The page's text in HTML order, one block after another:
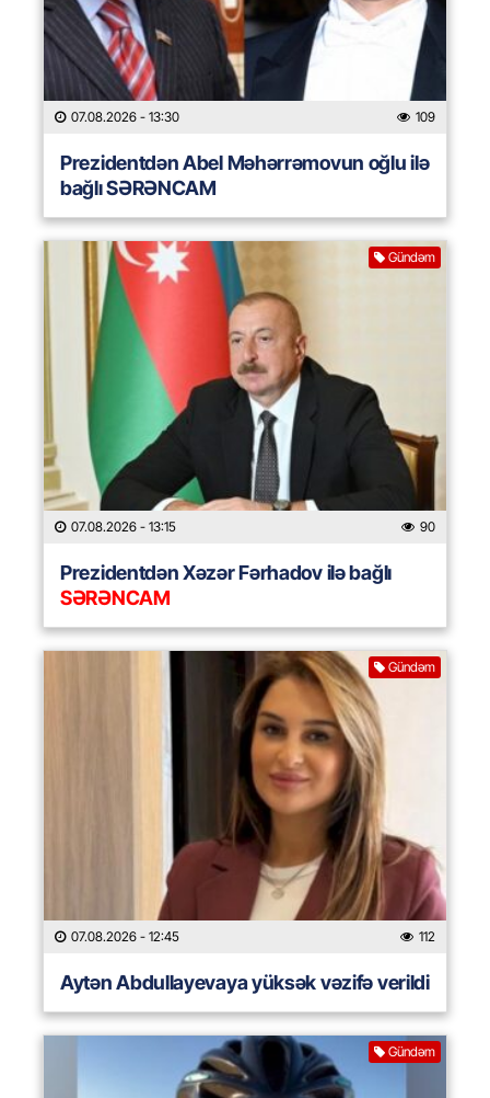
07.08.2026 - 13:30 109
Prezidentdən Abel Məhərrəmovun oğlu ilə
bağlı SƏRƏNCAM
Gündəm
07.08.2026 - 13:15 90
Prezidentdən Xəzər Fərhadov ilə bağlı
SƏRƏNCAM
Gündəm
07.08.2026 - 12:45 112
Aytən Abdullayevaya yüksək vəzifə verildi
Gündəm